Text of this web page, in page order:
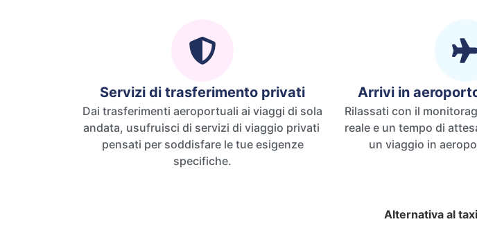
Servizi di trasferimento privati
Dai trasferimenti aeroportuali ai viaggi di sola
andata, usufruisci di servizi di viaggio privati ​​
pensati per soddisfare le tue esigenze
specifiche.
Arrivi in
Rilassati con il
reale e un tempo di
un viaggio in
Alternativa al